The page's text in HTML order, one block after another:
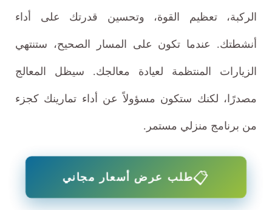
الركبة، تعظيم القوة، وتحسين قدرتك على أداء
أنشطتك. عندما تكون على المسار الصحيح، ستنتهي
الزيارات المنتظمة لعيادة معالجك. سيظل المعالج
مصدرًا، لكنك ستكون مسؤولاً عن أداء تمارينك كجزء
من برنامج منزلي مستمر.
📋 طلب عرض أسعار مجاني